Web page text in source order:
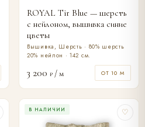
ROYAL Tir Blue — шерсть
с нейлоном, вышивка синие
цветы
Вышивка, Шерсть · 80% шерсть
20% нейлон · 142 см.
3 200 ₽ / м ОТ 10 М
В НАЛИЧИИ ♡